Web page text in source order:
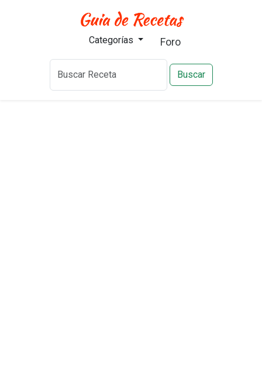
Categorías Foro
Buscar